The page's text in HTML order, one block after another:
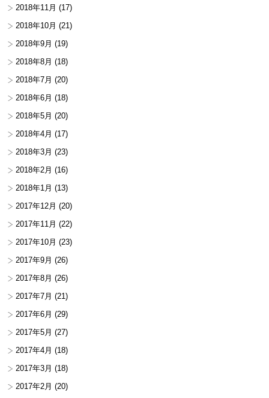
2018年11月 (17)
2018年10月 (21)
2018年9月 (19)
2018年8月 (18)
2018年7月 (20)
2018年6月 (18)
2018年5月 (20)
2018年4月 (17)
2018年3月 (23)
2018年2月 (16)
2018年1月 (13)
2017年12月 (20)
2017年11月 (22)
2017年10月 (23)
2017年9月 (26)
2017年8月 (26)
2017年7月 (21)
2017年6月 (29)
2017年5月 (27)
2017年4月 (18)
2017年3月 (18)
2017年2月 (20)